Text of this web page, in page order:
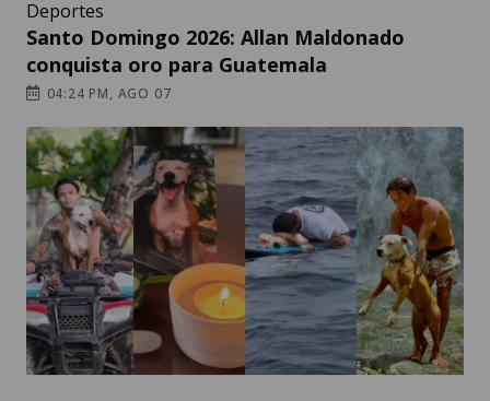
Deportes
Santo Domingo 2026: Allan Maldonado
conquista oro para Guatemala
04:24 PM, AGO 07